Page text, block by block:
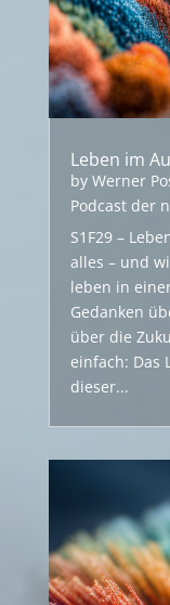
Leben im
by Werner
Podcast der
S1F29 –
alles – und
leben in
Gedanken
über die
einfach: Das
dieser...